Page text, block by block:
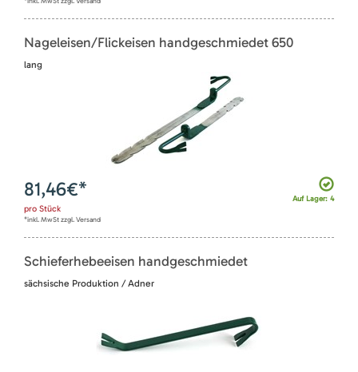
Nageleisen/Flickeisen handgeschmiedet 650
lang
Auf Lager: 4
81,46€*
pro Stück
*inkl. MwSt zzgl. Versand
Schieferhebeeisen handgeschmiedet
sächsische Produktion / Adner